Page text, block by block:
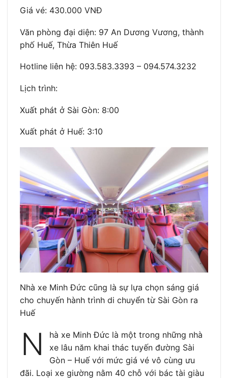
Giá vé: 430.000 VNĐ
Văn phòng đại diện: 97 An Dương Vương, thành
phố Huế, Thừa Thiên Huế
Hotline liên hệ: 093.583.3393 – 094.574.3232
Lịch trình:
Xuất phát ở Sài Gòn: 8:00
Xuất phát ở Huế: 3:10
Nhà xe Minh Đức cũng là sự lựa chọn sáng giá
cho chuyến hành trình di chuyển từ Sài Gòn ra
Huế
N
hà xe Minh Đức là một trong những nhà
xe lâu năm khai thác tuyến đường Sài
Gòn – Huế với mức giá vé vô cùng ưu
đãi. Loại xe giường nằm 40 chỗ với bác tài giàu